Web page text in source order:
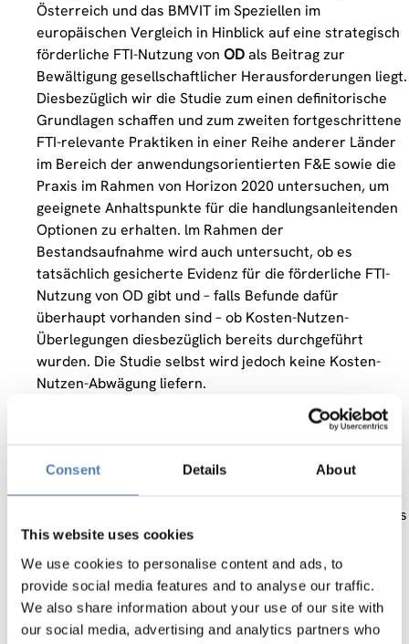
Consent Details About
This website uses cookies
We use cookies to personalise content and ads, to
provide social media features and to analyse our traffic.
We also share information about your use of our site with
our social media, advertising and analytics partners who
Österreich und das BMVIT im Speziellen im
europäischen Vergleich in Hinblick auf eine strategisch
förderliche FTI-Nutzung von ODals Beitrag zur
Bewältigung gesellschaftlicher Herausforderungen liegt.
Diesbezüglich wir die Studie zum einen definitorische
Grundlagen schaffen und zum zweiten fortgeschrittene
FTI-relevante Praktiken in einer Reihe anderer Länder
im Bereich der anwendungsorientierten F&E sowie die
Praxis im Rahmen von Horizon 2020 untersuchen, um
geeignete Anhaltspunkte für die handlungsanleitenden
Optionen zu erhalten. lm Rahmen der
Bestandsaufnahme wird auch untersucht, ob es
tatsächlich gesicherte Evidenz für die förderliche FTI-
Nutzung von OD gibt und – falls Befunde dafür
überhaupt vorhanden sind – ob Kosten-Nutzen-
Überlegungen diesbezüglich bereits durchgeführt
wurden. Die Studie selbst wird jedoch keine Kosten-
Nutzen-Abwägung liefern.
konkrete Ansatzpunkte und Empfehlungen für einen
beschränkte Open Access-Fokus in Bezug aufOD
Hinblick auf ein offenes lnnovationssystem (Stichwort:
,,open innovation“) im Sinne eines förderlichen Umgangs
mit Wissen und Daten nutzbringend weiterentwickelt
werden kann (Stichwort ,,digital business“).
Diesbezüglich wird arbeitsteilig vorgegangen: während
im Rahmen der gegenständlichen Studie BMVlT-interne
Fokusgruppen (eventuell ergänzt durch externe